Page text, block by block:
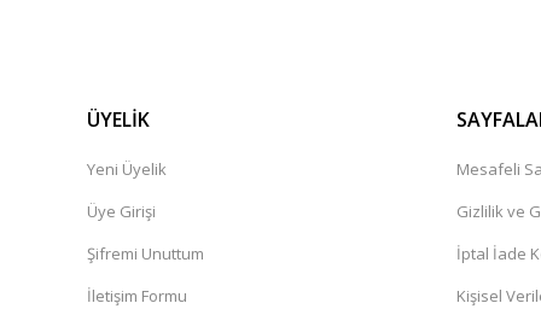
ÜYELİK
Yeni Üyelik
Üye Girişi
Şifremi Unuttum
İletişim Formu
Mesafeli
Gizlilik ve
İptal İade
Kişisel